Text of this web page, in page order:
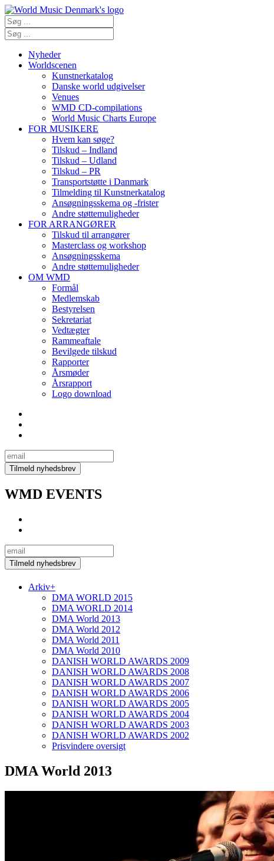
Nyheder
Worldscenen
Kunstnerkatalog
Danske world udgivelser
Venues
WMD CD-compilations
World Music Charts Europe
FOR MUSIKERE
Hvem kan søge?
Tilskud – Indland
Tilskud – Udland
Tilskud – PR
Transportstøtte i Danmark
Tilmelding til Kunstnerkatalog
Ansøgningsskema og -frister
Andre støttemuligheder
FOR ARRANGØRER
Tilskud til arrangører
Masterclass og workshop
Ansøgningsskema
Andre støttemuligheder
OM WMD
Formål
Medlemskab
Bestyrelsen
Sekretariat
Vedtægter
Rammeaftale
Bevilgede tilskud
Rapporter
Årsmøder
Årsrapport
Logo download
WMD EVENTS
Arkiv+
DMA WORLD 2015
DMA WORLD 2014
DMA World 2013
DMA World 2012
DMA World 2011
DMA World 2010
DANISH WORLD AWARDS 2009
DANISH WORLD AWARDS 2008
DANISH WORLD AWARDS 2007
DANISH WORLD AWARDS 2006
DANISH WORLD AWARDS 2005
DANISH WORLD AWARDS 2004
DANISH WORLD AWARDS 2003
DANISH WORLD AWARDS 2002
Prisvindere oversigt
DMA World 2013